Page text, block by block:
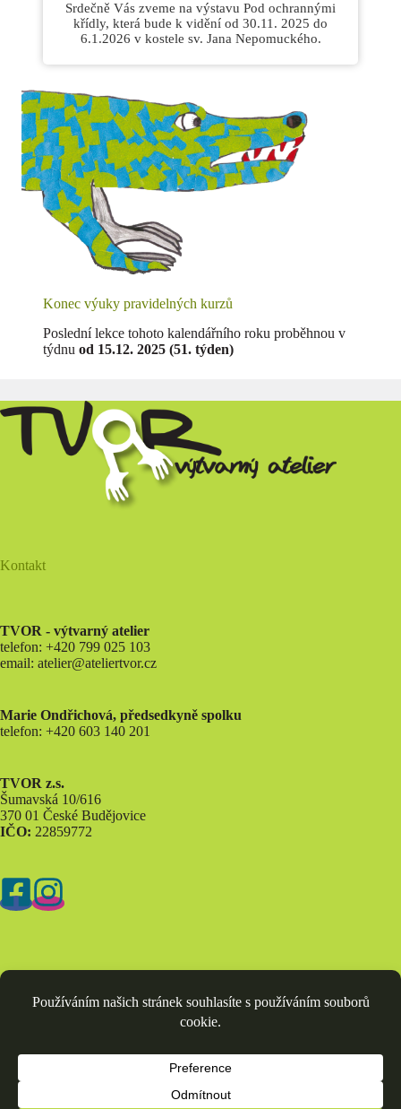
Srdečně Vás zveme na výstavu Pod ochrannými
křídly, která bude k vidění od 30.11. 2025 do
6.1.2026 v kostele sv. Jana Nepomuckého.
Konec výuky pravidelných kurzů
Poslední lekce tohoto kalendářního roku proběhnou v
týdnu od 15.12. 2025 (51. týden)
Kontakt
TVOR - výtvarný atelier
telefon: +420 799 025 103
email: atelier@ateliertvor.cz
Marie Ondřichová, předsedkyně spolku
telefon: +420 603 140 201
TVOR z.s.
Šumavská 10/616
370 01 České Budějovice
IČO: 22859772
Odkazy